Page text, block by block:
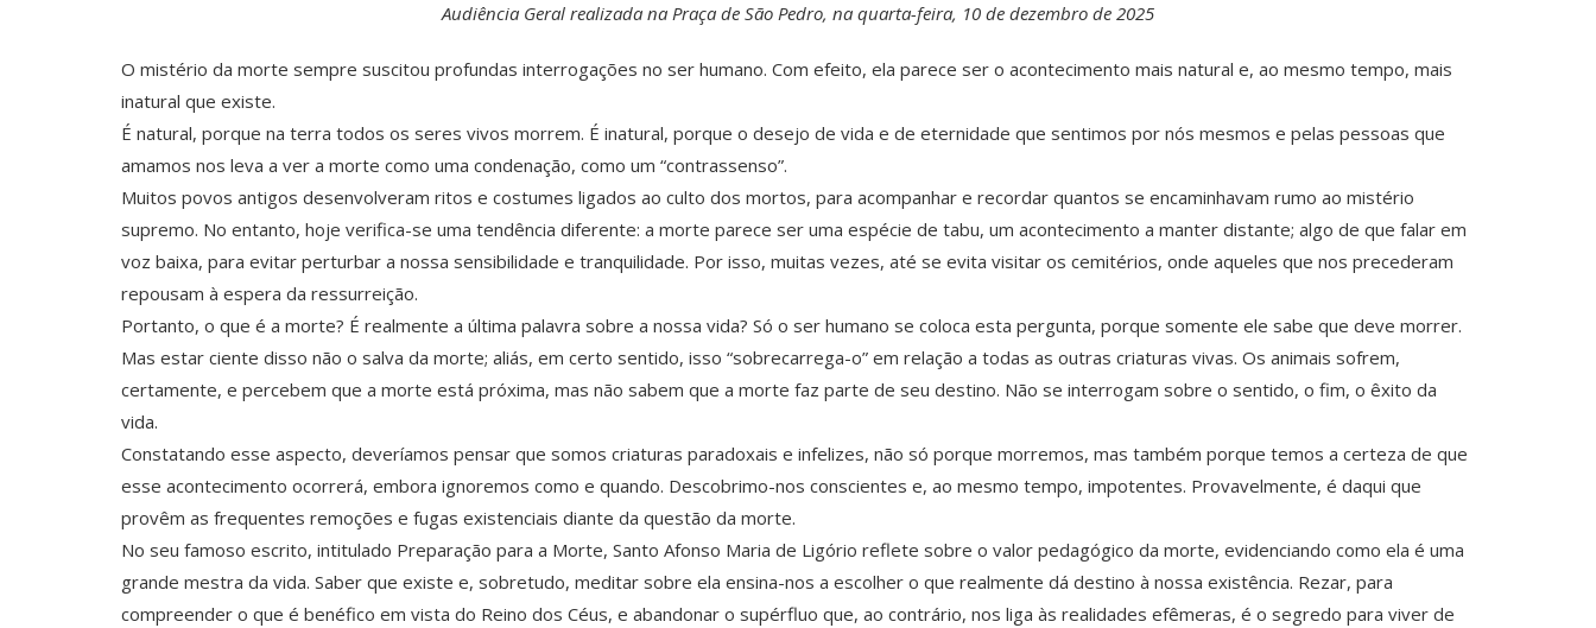
Audiência Geral realizada na Praça de São Pedro, na quarta-feira, 10 de dezembro de 2025
O mistério da morte sempre suscitou profundas interrogações no ser humano. Com efeito, ela parece ser o acontecimento mais natural e, ao mesmo tempo, mais
inatural que existe.
É natural, porque na terra todos os seres vivos morrem. É inatural, porque o desejo de vida e de eternidade que sentimos por nós mesmos e pelas pessoas que
amamos nos leva a ver a morte como uma condenação, como um “contrassenso”.
Muitos povos antigos desenvolveram ritos e costumes ligados ao culto dos mortos, para acompanhar e recordar quantos se encaminhavam rumo ao mistério
supremo. No entanto, hoje verifica-se uma tendência diferente: a morte parece ser uma espécie de tabu, um acontecimento a manter distante; algo de que falar em
voz baixa, para evitar perturbar a nossa sensibilidade e tranquilidade. Por isso, muitas vezes, até se evita visitar os cemitérios, onde aqueles que nos precederam
repousam à espera da ressurreição.
Portanto, o que é a morte? É realmente a última palavra sobre a nossa vida? Só o ser humano se coloca esta pergunta, porque somente ele sabe que deve morrer.
Mas estar ciente disso não o salva da morte; aliás, em certo sentido, isso “sobrecarrega-o” em relação a todas as outras criaturas vivas. Os animais sofrem,
certamente, e percebem que a morte está próxima, mas não sabem que a morte faz parte de seu destino. Não se interrogam sobre o sentido, o fim, o êxito da
vida.
Constatando esse aspecto, deveríamos pensar que somos criaturas paradoxais e infelizes, não só porque morremos, mas também porque temos a certeza de que
esse acontecimento ocorrerá, embora ignoremos como e quando. Descobrimo-nos conscientes e, ao mesmo tempo, impotentes. Provavelmente, é daqui que
provêm as frequentes remoções e fugas existenciais diante da questão da morte.
No seu famoso escrito, intitulado Preparação para a Morte, Santo Afonso Maria de Ligório reflete sobre o valor pedagógico da morte, evidenciando como ela é uma
grande mestra da vida. Saber que existe e, sobretudo, meditar sobre ela ensina-nos a escolher o que realmente dá destino à nossa existência. Rezar, para
compreender o que é benéfico em vista do Reino dos Céus, e abandonar o supérfluo que, ao contrário, nos liga às realidades efêmeras, é o segredo para viver de